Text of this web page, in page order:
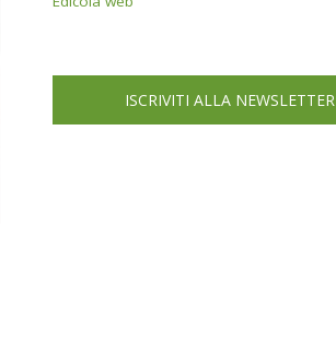
ISCRIVITI ALLA NEWSLETTER